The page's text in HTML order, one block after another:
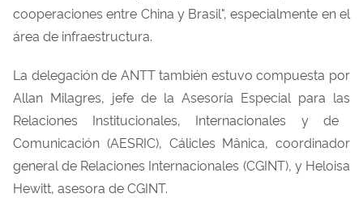
cooperaciones entre China y Brasil", especialmente enel
área de infraestructura.
La delegaciónde ANTTtambién estuvo compuesta por
Allan Milagres, jefe de la Asesoría Especial para las
Relaciones Institucionales, Internacionales y de
Comunicación (AESRIC), Cálicles Mânica, coordinador
general de Relaciones Internacionales (CGINT), y Heloisa
Hewitt, asesora de CGINT.